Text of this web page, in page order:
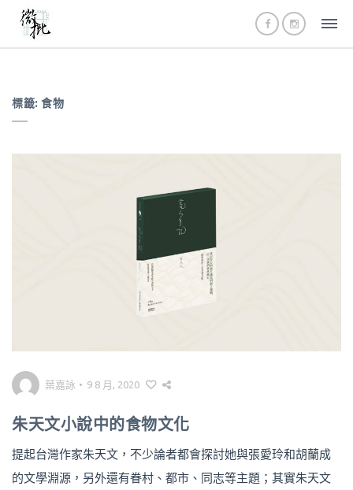
標籤: 食物
葉嘉詠 • 9 8 月, 2020
朱天文小說中的食物文化
提起台灣作家朱天文，不少論者都會探討她與張愛玲和胡蘭成
的文學淵源，另外還有眷村、都市、同志等主題；其實朱天文